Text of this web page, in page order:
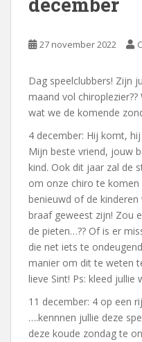
27 november 2022
Dag speelclubbers! Zijn
maand vol
wat we de komende
4 december: Hij komt,
Mijn beste vriend, jouw
kind. Ook dit jaar zal de
om onze chiro te komen
benieuwd of de
braaf geweest zijn! Zou
de pieten…?? Of is er
die net iets te
manier om dit te weten
lieve Sint! Ps: kleed jullie
11 december: 4 op een
….kennnen jullie deze
deze koude zondag te